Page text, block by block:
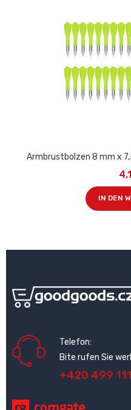
Armbrustbolzen 8 mm x
IN DEN
Telefon:
Bite rufen Sie
+420 499